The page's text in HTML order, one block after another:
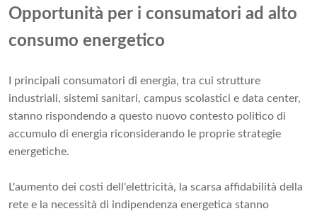
Opportunità per i consumatori ad alto
consumo energetico
I principali consumatori di energia, tra cui strutture
industriali, sistemi sanitari, campus scolastici e data center,
stanno rispondendo a questo nuovo contesto politico di
accumulo di energia riconsiderando le proprie strategie
energetiche.
L'aumento dei costi dell'elettricità, la scarsa affidabilità della
rete e la necessità di indipendenza energetica stanno